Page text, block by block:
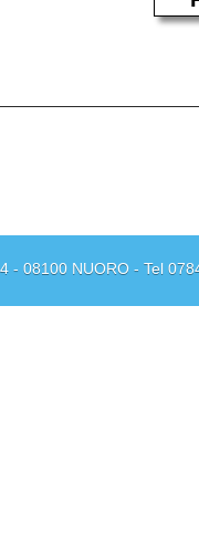
- 08100 NUORO - Tel